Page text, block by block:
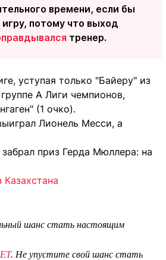
времени, если бы
потому что выход
тренер.
уступая только "Байеру" из
A Лиги чемпионов,
(1 очко).
Лионель Месси, а
приз Герда Мюллера: на
шанс стать настоящим
. Не упустите свой шанс стать